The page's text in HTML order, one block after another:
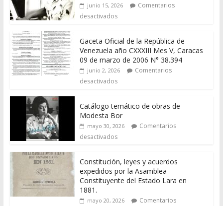
junio 15, 2026
Comentarios
desactivados
Gaceta Oficial de la República de
Venezuela año CXXXIII Mes V, Caracas
09 de marzo de 2006 N° 38.394
junio 2, 2026
Comentarios
desactivados
Catálogo temático de obras de
Modesta Bor
mayo 30, 2026
Comentarios
desactivados
Constitución, leyes y acuerdos
expedidos por la Asamblea
Constituyente del Estado Lara en
1881.
mayo 20, 2026
Comentarios